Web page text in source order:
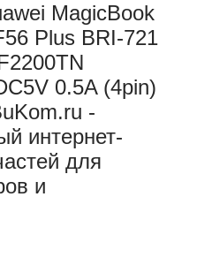
MagicBook
Plus BRI-721
0.5A (4pin)
-
интернет-
для
и